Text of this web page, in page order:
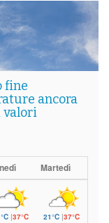
fine
ancora
valori
Martedì
|37°C 21°C |37°C